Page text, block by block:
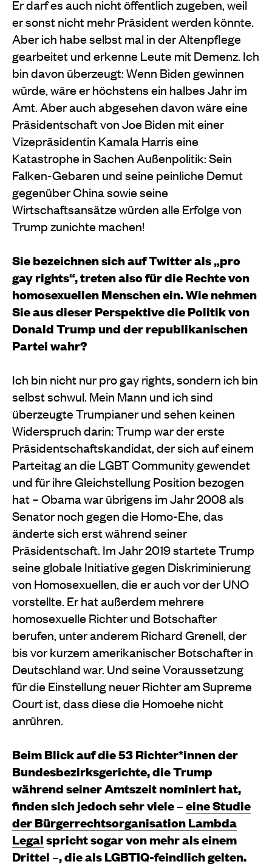
Er darf es auch nicht öffentlich zugeben, weil
er sonst nicht mehr Präsident werden könnte.
Aber ich habe selbst mal in der Altenpflege
gearbeitet und erkenne Leute mit Demenz. Ich
bin davon überzeugt: Wenn Biden gewinnen
würde, wäre er höchstens ein halbes Jahr im
Amt. Aber auch abgesehen davon wäre eine
Präsidentschaft von Joe Biden mit einer
Vizepräsidentin Kamala Harris eine
Katastrophe in Sachen Außenpolitik: Sein
Falken-Gebaren und seine peinliche Demut
gegenüber China sowie seine
Wirtschaftsansätze würden alle Erfolge von
Trump zunichte machen!
Sie bezeichnen sich auf Twitter als „pro
gay rights“, treten also für die Rechte von
homosexuellen Menschen ein. Wie nehmen
Sie aus dieser Perspektive die Politik von
Donald Trump und der republikanischen
Partei wahr?
Ich bin nicht nur pro gay rights, sondern ich bin
selbst schwul. Mein Mann und ich sind
überzeugte Trumpianer und sehen keinen
Widerspruch darin: Trump war der erste
Präsidentschaftskandidat, der sich auf einem
Parteitag an die LGBT Community gewendet
und für ihre Gleichstellung Position bezogen
hat – Obama war übrigens im Jahr 2008 als
Senator noch gegen die Homo-Ehe, das
änderte sich erst während seiner
Präsidentschaft. Im Jahr 2019 startete Trump
seine globale Initiative gegen Diskriminierung
von Homosexuellen, die er auch vor der UNO
vorstellte. Er hat außerdem mehrere
homosexuelle Richter und Botschafter
berufen, unter anderem Richard Grenell, der
bis vor kurzem amerikanischer Botschafter in
Deutschland war. Und seine Voraussetzung
für die Einstellung neuer Richter am Supreme
Court ist, dass diese die Homoehe nicht
anrühren.
Beim Blick auf die 53 Richter*innen der
Bundesbezirksgerichte, die Trump
während seiner Amtszeit nominiert hat,
finden sich jedoch sehr viele –eine Studie
der Bürgerrechtsorganisation Lambda
Legalspricht sogar von mehr als einem
Drittel –, die als LGBTIQ-feindlich gelten.